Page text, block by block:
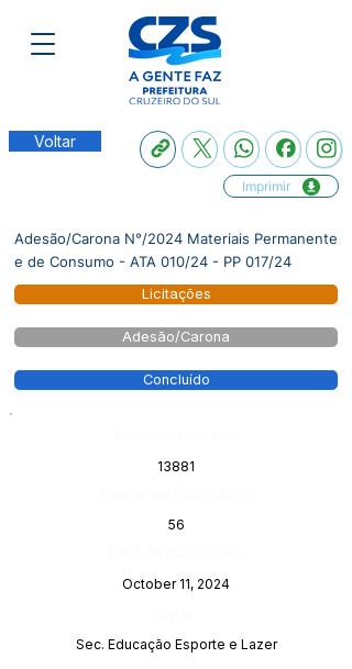
Voltar
Imprimir
Adesão/Carona N°/2024 Materiais Permanente
e de Consumo - ATA 010/24 - PP 017/24
Licitações
Adesão/Carona
Concluído
13881
56
October 11, 2024
Sec. Educação Esporte e Lazer